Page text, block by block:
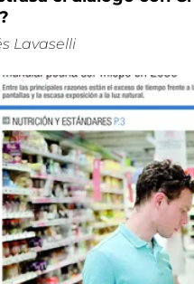
Lavaselli